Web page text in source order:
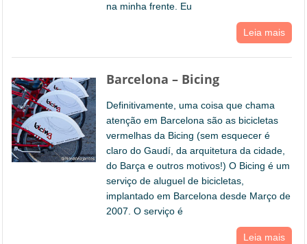
na minha frente. Eu
Leia mais
Barcelona – Bicing
Definitivamente, uma coisa que chama
atenção em Barcelona são as bicicletas
vermelhas da Bicing (sem esquecer é
claro do Gaudí, da arquitetura da cidade,
do Barça e outros motivos!) O Bicing é um
serviço de aluguel de bicicletas,
implantado em Barcelona desde Março de
2007. O serviço é
Leia mais